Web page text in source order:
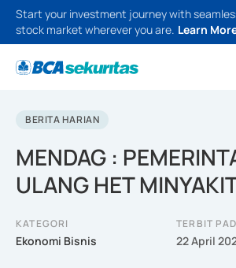
Start your investment journey with
stock market wherever you are. Learn
BERITA HARIAN
MENDAG :
ULANG HET
KATEGORI
Ekonomi Bisnis
TERBIT
22 April